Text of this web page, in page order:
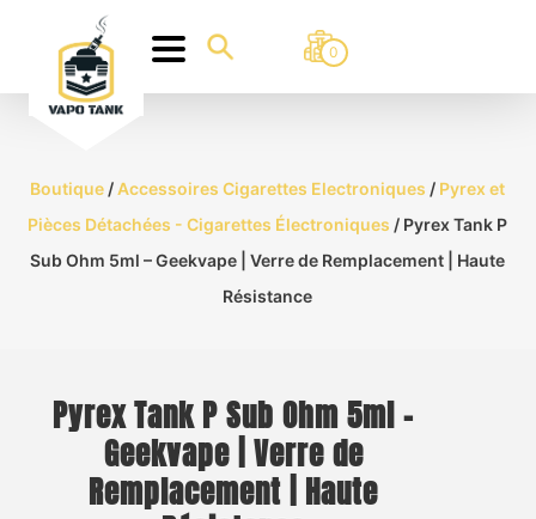
0
Boutique / Accessoires Cigarettes Electroniques / Pyrex et
Pièces Détachées - Cigarettes Électroniques / Pyrex Tank P
Sub Ohm 5ml – Geekvape | Verre de Remplacement | Haute
Résistance
Pyrex Tank P Sub Ohm 5ml –
Geekvape | Verre de
Remplacement | Haute